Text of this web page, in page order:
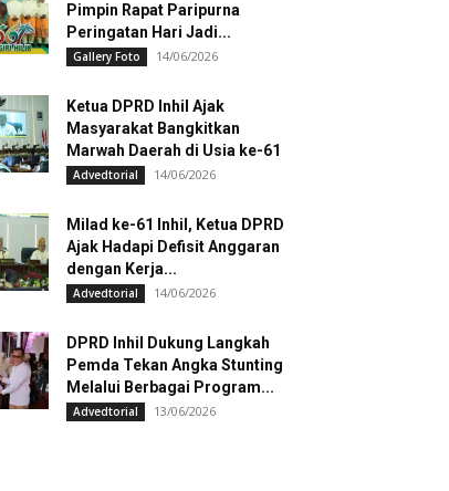
Pimpin Rapat Paripurna
Peringatan Hari Jadi...
Gallery Foto 14/06/2026
Ketua DPRD Inhil Ajak
Masyarakat Bangkitkan
Marwah Daerah di Usia ke-61
Advedtorial 14/06/2026
Milad ke-61 Inhil, Ketua DPRD
Ajak Hadapi Defisit Anggaran
dengan Kerja...
Advedtorial 14/06/2026
DPRD Inhil Dukung Langkah
Pemda Tekan Angka Stunting
Melalui Berbagai Program...
Advedtorial 13/06/2026